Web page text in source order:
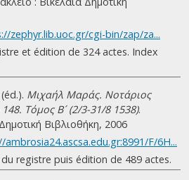
zephyr.lib.uoc.gr/cgi-bin/zap/za...
et édition de 324 actes. Index
Μιχαήλ Μαράς. Νοτάριος
Τόμος B´ (2/3-31/8 1538).
Βιβλιοθήκη, 2006
ambrosia24.ascsa.edu.gr:8991/F/6H...
registre puis édition de 489 actes.